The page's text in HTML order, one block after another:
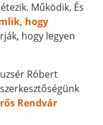
Működik. És
hogy
hogy legyen
Róbert
Rendvár